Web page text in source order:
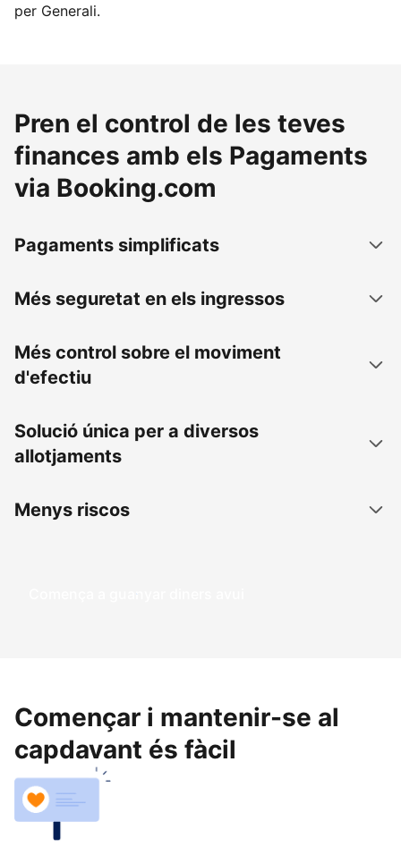
per Generali.
Pren el control de les teves
finances amb els Pagaments
via Booking.com
Pagaments simplificats
Més seguretat en els ingressos
Més control sobre el moviment
d'efectiu
Solució única per a diversos
allotjaments
Menys riscos
Comença a guanyar diners avui
Començar i mantenir-se al
capdavant és fàcil